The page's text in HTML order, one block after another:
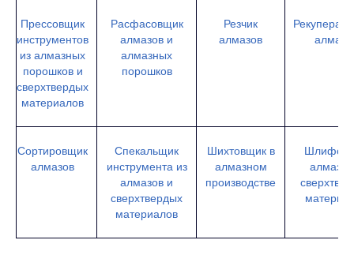
Прессовщик
инструментов
из алмазных
порошков и
сверхтвердых
материалов
Расфасовщик
алмазов и
алмазных
порошков
Резчик
алмазов
Сортировщик
алмазов
Спекальщик
инструмента из
алмазов и
сверхтвердых
материалов
Шихтовщик в
алмазном
производстве